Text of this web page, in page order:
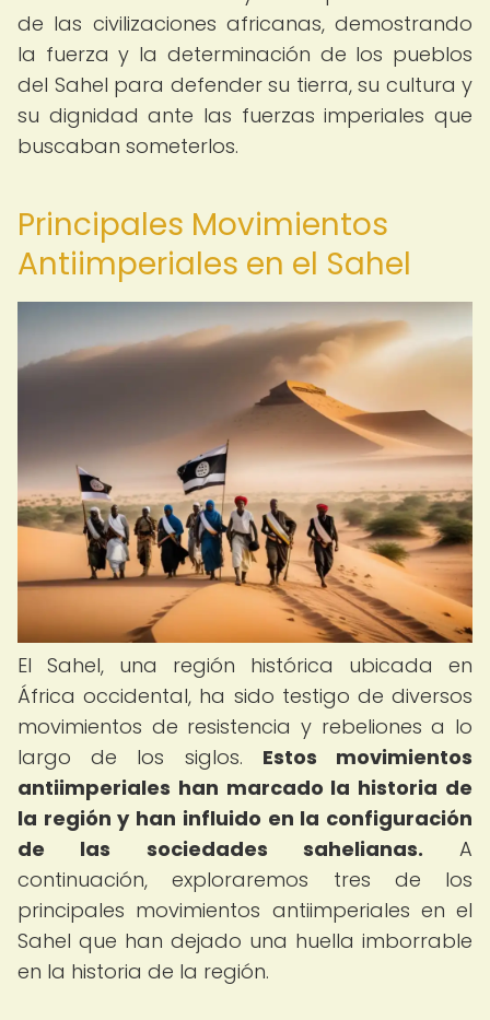
de las civilizaciones africanas, demostrando
la fuerza y la determinación de los pueblos
del Sahel para defender su tierra, su cultura y
su dignidad ante las fuerzas imperiales que
buscaban someterlos.
Principales Movimientos
Antiimperiales en el Sahel
El Sahel, una región histórica ubicada en
África occidental, ha sido testigo de diversos
movimientos de resistencia y rebeliones a lo
largo de los siglos. Estos movimientos
antiimperiales han marcado la historia de
la región y han influido en la configuración
de las sociedades sahelianas. A
continuación, exploraremos tres de los
principales movimientos antiimperiales en el
Sahel que han dejado una huella imborrable
en la historia de la región.